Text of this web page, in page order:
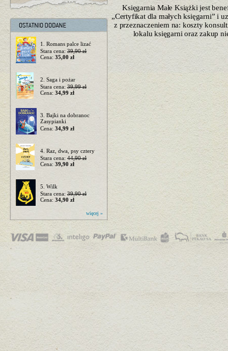
1. Romans palce lizać
Stara cena: 39,90 zł
Cena: 35,00 zł
2. Saga i pożar
Stara cena: 39,99 zł
Cena: 34,99 zł
3. Bajki na dobranoc
Zasypianki
Cena: 34,99 zł
4. Raz, dwa, psy cztery
Stara cena: 44,90 zł
Cena: 39,90 zł
5. Wilk
Stara cena: 39,90 zł
Cena: 34,90 zł
więcej »
Księgarnia Małe Książki jest
„Certyfikat dla małych księgarni” i
z przeznaczeniem na: koszty
lokalu księgarni oraz zakup